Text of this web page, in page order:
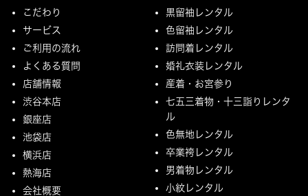
こだわり
サービス
ご利用の流れ
よくある質問
店舗情報
渋谷本店
銀座店
池袋店
横浜店
熱海店
会社概要
黒留袖レンタル
色留袖レンタル
訪問着レンタル
婚礼衣装レンタル
産着・お宮参り
七五三着物・十三詣りレンタ
ル
色無地レンタル
卒業袴レンタル
男着物レンタル
小紋レンタル